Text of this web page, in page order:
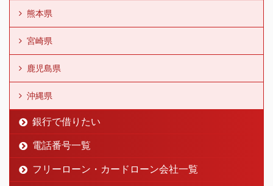
熊本県
宮崎県
鹿児島県
沖縄県
銀行で借りたい
電話番号一覧
フリーローン・カードローン会社一覧